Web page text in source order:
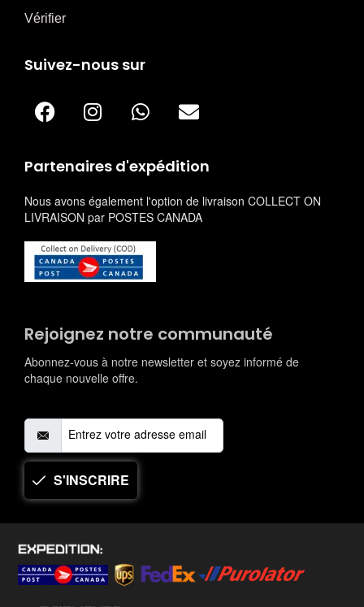
Vérifier
Suivez-nous sur
Partenaires d'expédition
Nous avons également l'option de livraison COLLECT ON
LIVRAISON par POSTES CANADA
Rejoignez notre communauté
Abonnez-vous à notre newsletter et soyez informé de
chaque nouvelle offre.
S'INSCRIRE